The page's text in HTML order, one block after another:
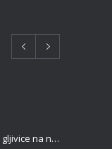
Pametna „VAMPIR“ gljivica jede loše gljivice na noktima!